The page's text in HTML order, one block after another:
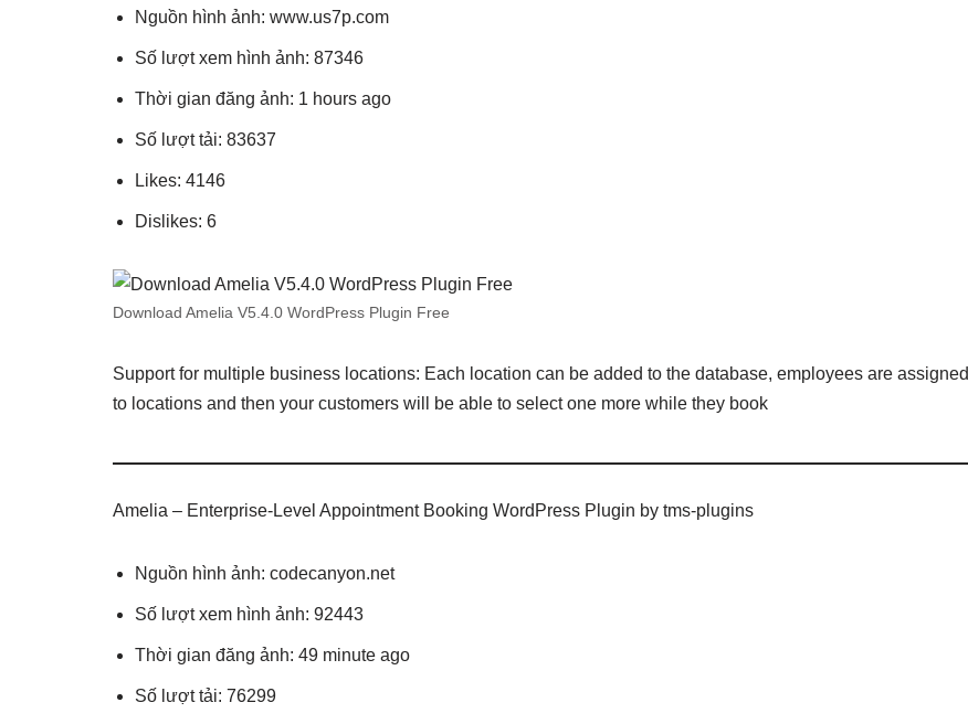
Nguồn hình ảnh: www.us7p.com
Số lượt xem hình ảnh: 87346
Thời gian đăng ảnh: 1 hours ago
Số lượt tải: 83637
Likes: 4146
Dislikes: 6
Download Amelia V5.4.0 WordPress Plugin Free
Support for multiple business locations: Each location can be added to the database, employees are assigned
to locations and then your customers will be able to select one more while they book
Amelia – Enterprise-Level Appointment Booking WordPress Plugin by tms-plugins
Nguồn hình ảnh: codecanyon.net
Số lượt xem hình ảnh: 92443
Thời gian đăng ảnh: 49 minute ago
Số lượt tải: 76299